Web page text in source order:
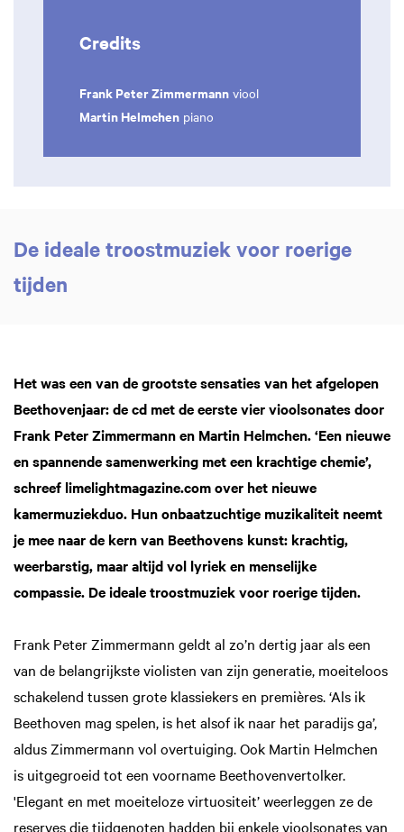
Credits
Frank Peter Zimmermann viool
Martin Helmchen piano
De ideale troostmuziek voor roerige
tijden
Het was een van de grootste sensaties van het afgelopen
Beethovenjaar: de cd met de eerste vier vioolsonates door
Frank Peter Zimmermann en Martin Helmchen. ‘Een nieuwe
en spannende samenwerking met een krachtige chemie’,
schreef limelightmagazine.com over het nieuwe
kamermuziekduo. Hun onbaatzuchtige muzikaliteit neemt
je mee naar de kern van Beethovens kunst: krachtig,
weerbarstig, maar altijd vol lyriek en menselijke
compassie. De ideale troostmuziek voor roerige tijden.
Frank Peter Zimmermann geldt al zo’n dertig jaar als een
van de belangrijkste violisten van zijn generatie, moeiteloos
schakelend tussen grote klassiekers en premières. ‘Als ik
Beethoven mag spelen, is het alsof ik naar het paradijs ga’,
aldus Zimmermann vol overtuiging. Ook Martin Helmchen
is uitgegroeid tot een voorname Beethovenvertolker.
'Elegant en met moeiteloze virtuositeit’ weerleggen ze de
reserves die tijdgenoten hadden bij enkele vioolsonates van